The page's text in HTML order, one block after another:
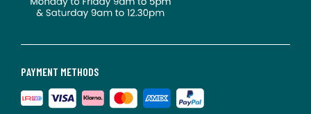
PAYMENT METHODS